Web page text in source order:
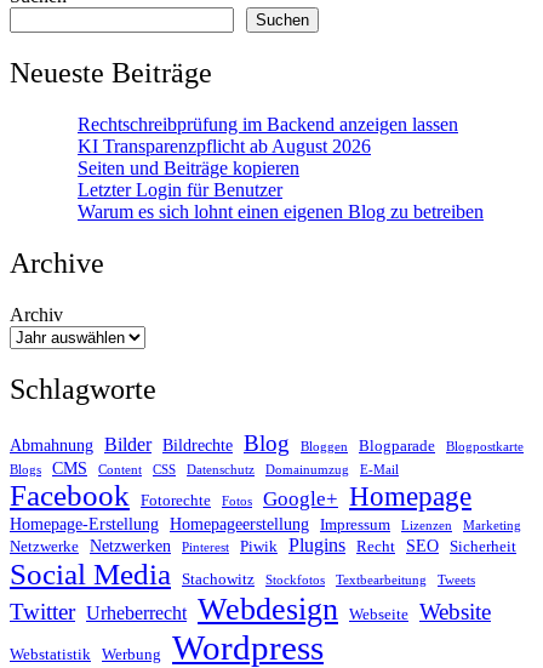
Suchen
Neueste Beiträge
Rechtschreibprüfung im Backend anzeigen lassen
KI Transparenzpflicht ab August 2026
Seiten und Beiträge kopieren
Letzter Login für Benutzer
Warum es sich lohnt einen eigenen Blog zu betreiben
Archive
Archiv
Schlagworte
Abmahnung Bilder Bildrechte Blog Bloggen Blogparade
Blogpostkarte
Blogs
CMS Content CSS Datenschutz Domainumzug E-Mail
Facebook Fotorechte Fotos Google+ Homepage
Homepage-Erstellung Homepageerstellung Impressum Lizenzen Marketing
Netzwerke Netzwerken Pinterest Piwik Plugins Recht SEO Sicherheit
Social Media Stachowitz Stockfotos Textbearbeitung Tweets
Twitter Urheberrecht Webdesign Webseite Website
Webstatistik Werbung Wordpress